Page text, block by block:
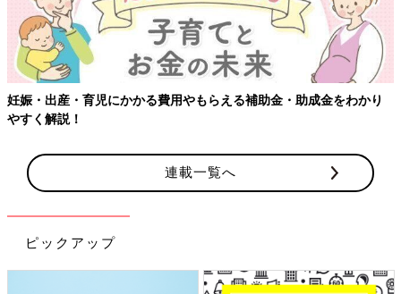
る補助金・助成金をわかり 【ワクチン接種できるものも】妊婦
連載一覧へ
ピックアップ